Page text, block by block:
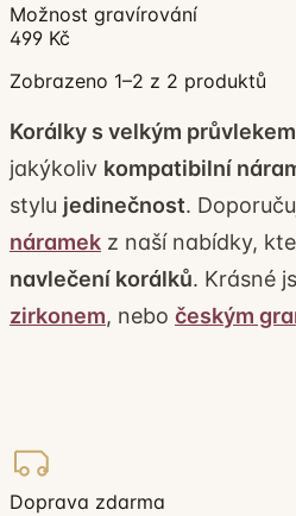
Možnost gravírování
499 Kč
Zobrazeno 1–2 z 2 produktů
Korálky s velkým průvlekem
jakýkoliv kompatibilní
stylu jedinečnost.
náramek z naší nabídky,
navlečení korálků. Krásné
zirkonem, nebo českým
Doprava zdarma